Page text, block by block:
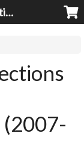
Braccioli per auto, tappeti auto, accessori auto MADE IN ITALY - Armrests, Mittelarmlehnen, Accoundoirs